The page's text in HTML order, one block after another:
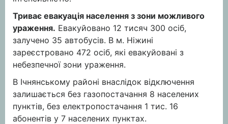
Триває евакуація населення з зони можливого
ураження. Евакуйовано 12 тисяч 300 осіб,
залучено 35 автобусів. В м. Ніжині
зареєстровано 472 осіб, які евакуйовані з
небезпечної зони ураження.
В Ічнянському районі внаслідок відключення
залишається без газопостачання 8 населених
пунктів, без електропостачання 1 тис. 16
абонентів у 7 населених пунктах.